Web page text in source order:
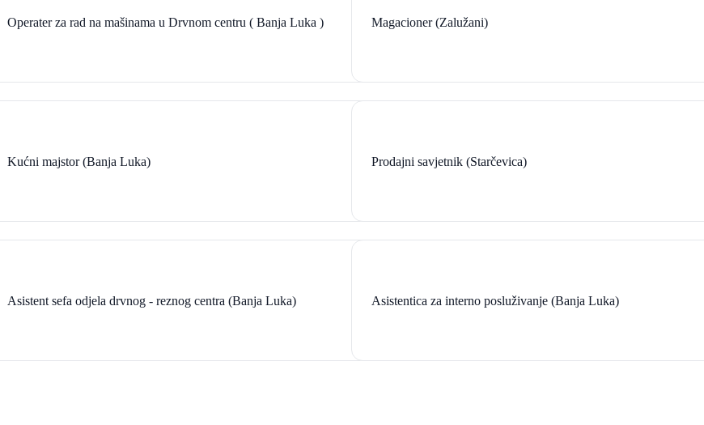
Operater za rad na mašinama u Drvnom centru ( Banja Luka ) Magacioner (Zalužani)
Kućni majstor (Banja Luka) Prodajni savjetnik (Starčevica)
Asistent sefa odjela drvnog - reznog centra (Banja Luka) Asistentica za interno posluživanje (Banja Luka)